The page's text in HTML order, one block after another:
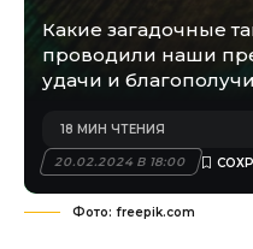
Какие загадочные
проводили наши
удачи и
20.02.2024 В 18:00
18 МИН ЧТЕНИЯ
Фото: freepik.com